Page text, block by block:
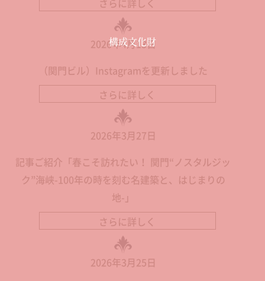
構成文化財
さらに詳しく
2026年4月13日
（関門ビル）Instagramを更新しました
さらに詳しく
2026年3月27日
記事ご紹介「春こそ訪れたい！ 関門“ノスタルジッ
ク”海峡-100年の時を刻む名建築と、はじまりの
地-」
さらに詳しく
2026年3月25日